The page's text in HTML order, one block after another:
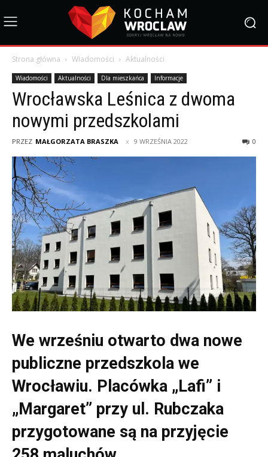
Strona główna Wiadomości Aktualności
Wiadomości Aktualności Dla mieszkańca Informacje
Wrocławska Leśnica z dwoma
nowymi przedszkolami
PRZEZ MAŁGORZATA BRASZKA 9 WRZEŚNIA 2022 0
We wrześniu otwarto dwa nowe
publiczne przedszkola we
Wrocławiu. Placówka „Lafi” i
„Margaret” przy ul. Rubczaka
przygotowane są na przyjęcie